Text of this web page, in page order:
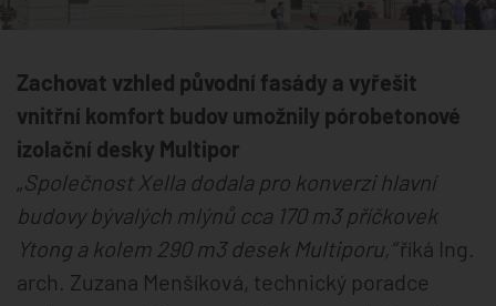
Zachovat vzhled původní fasády a vyřešit
vnitřní komfort budov umožnily pórobetonové
izolační desky Multipor
„Společnost Xella dodala pro konverzi hlavní
budovy bývalých mlýnů cca 170 m3 příčkovek
Ytong a kolem 290 m3 desek Multiporu,“říká Ing.
arch. Zuzana Menšíková, technický poradce